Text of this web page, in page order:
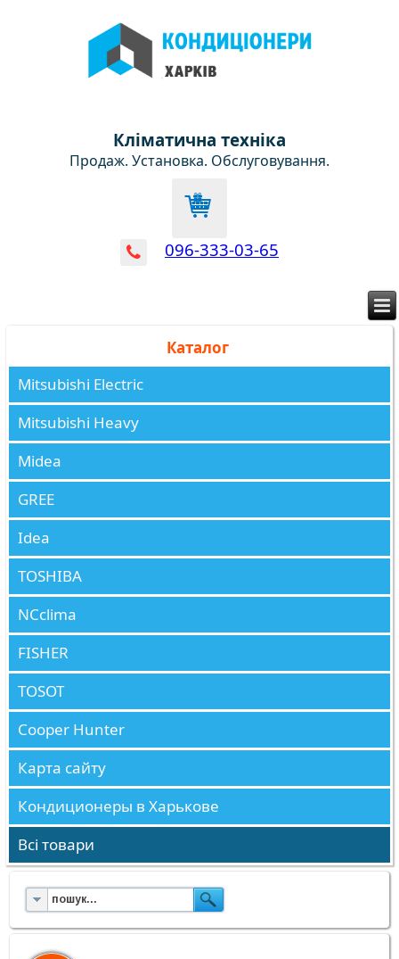
Кліматична техніка
Продаж. Установка. Обслуговування.
096-333-03-65
Каталог
Mitsubishi Electric
Mitsubishi Heavy
Midea
GREE
Idea
TOSHIBA
NCclima
FISHER
TOSOT
Cooper Hunter
Карта сайту
Кондиционеры в Харькове
Всі товари